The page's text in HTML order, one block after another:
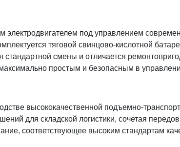
под управлением
тяговой свинцово-кислотной
смены и отличается
простым и безопасным в
высококачественной подъемно-
для складской логистики, сочетая
соответствующее высоким стандартам